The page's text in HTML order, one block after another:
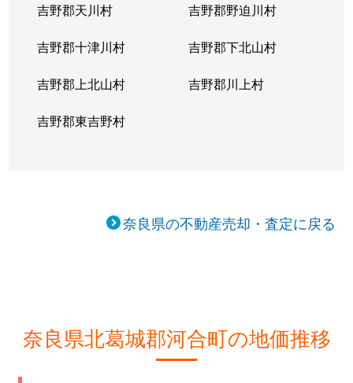
吉野郡天川村 吉野郡野迫川村
吉野郡十津川村 吉野郡下北山村
吉野郡上北山村 吉野郡川上村
吉野郡東吉野村
奈良県の不動産売却・査定に戻る
奈良県北葛城郡河合町の地価推移